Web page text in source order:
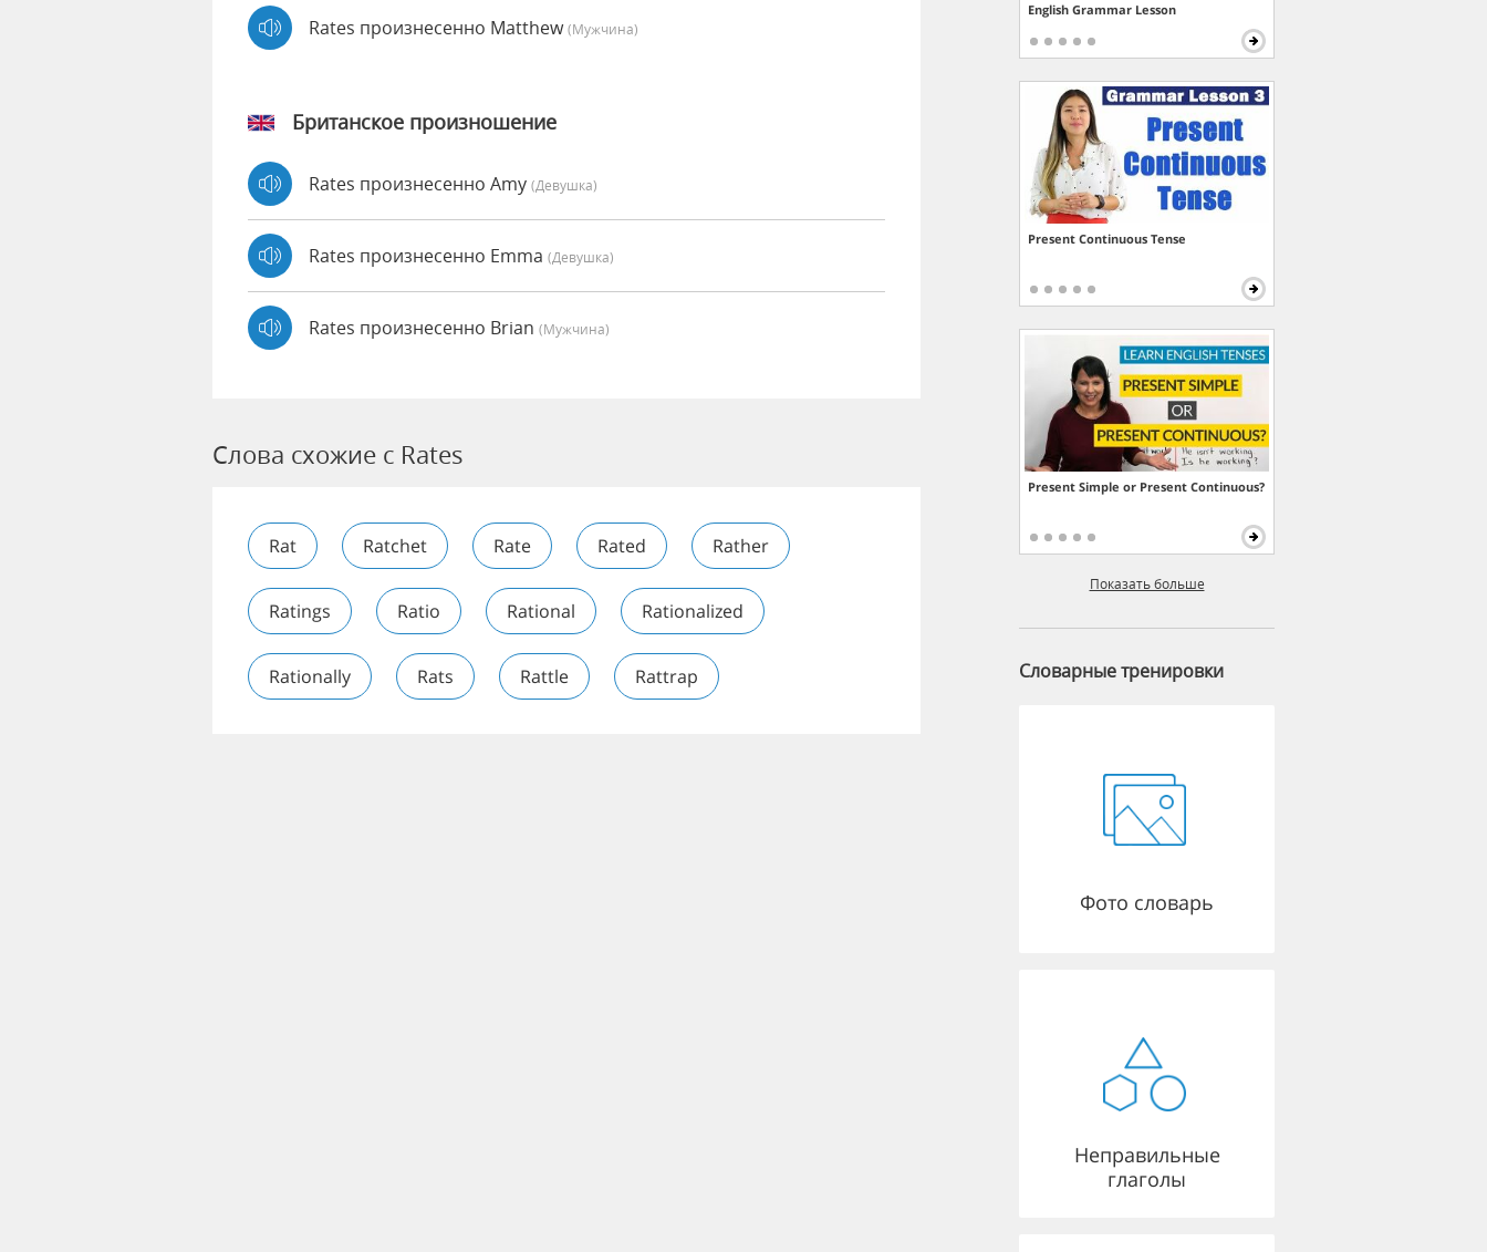
Rates произнесенно Matthew(мужчина)
Британское произношение
Rates произнесенно Amy (девушка)
Rates произнесенно Emma (девушка)
Rates произнесенно Brian (мужчина)
Слова схожие с Rates
Rat Ratchet Rate Rated Rather
Ratings Ratio Rational Rationalized
Rationally Rats Rattle Rattrap
English Grammar Lesson
Present Continuous Tense
Present Simple or Present Continuous?
Показать больше
Словарные тренировки
Фото словарь
Неправильные
глаголы